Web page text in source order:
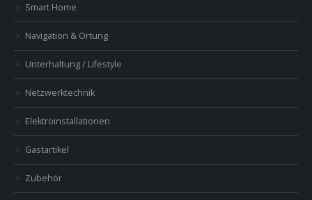
Smart Home
Navigation & Ortung
Unterhaltung / Lifestyle
Netzwerktechnik
Elektroinstallationen
Gastartikel
Zubehör